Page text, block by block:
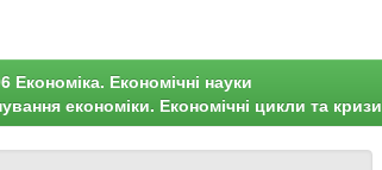
Економіка. Економічні науки
економіки. Економічні цикли та кризи